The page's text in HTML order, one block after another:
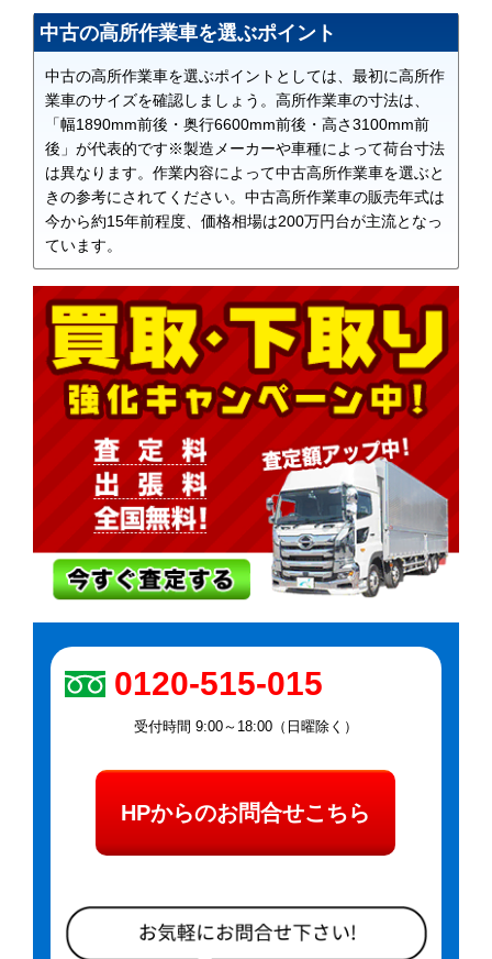
中古の高所作業車を選ぶポイント
中古の高所作業車を選ぶポイントとしては、最初に高所作
業車のサイズを確認しましょう。高所作業車の寸法は、
「幅1890mm前後・奥行6600mm前後・高さ3100mm前
後」が代表的です※製造メーカーや車種によって荷台寸法
は異なります。作業内容によって中古高所作業車を選ぶと
きの参考にされてください。中古高所作業車の販売年式は
今から約15年前程度、価格相場は200万円台が主流となっ
ています。
0120-515-015
受付時間 9:00～18:00（日曜除く）
HPからのお問合せこちら